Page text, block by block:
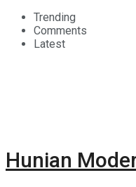
Trending
Comments
Latest
Hunian